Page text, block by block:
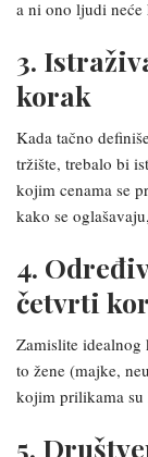
a ni ono ljudi
3.
korak
Kada tačno
tržište, trebalo bi
kojim cenama se
kako se
4.
četvrti
Zamislite idealnog
to žene (majke,
kojim prilikama
5.